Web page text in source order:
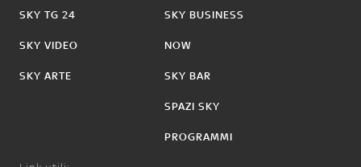
SKY TG 24
SKY VIDEO
SKY ARTE
SKY BUSINESS
NOW
SKY BAR
SPAZI SKY
PROGRAMMI